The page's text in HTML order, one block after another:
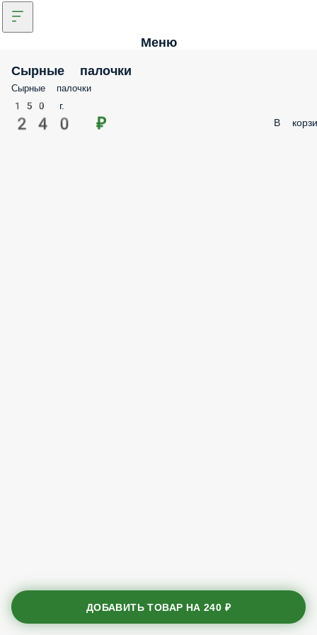
Меню
Сырные палочки
Сырные палочки
150 г.
240 ₽ В
ДОБАВИТЬ ТОВАР НА240 ₽